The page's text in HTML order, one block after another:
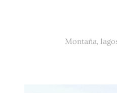
Montaña,